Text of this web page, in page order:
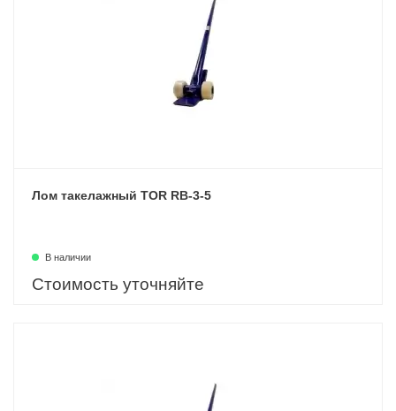
Лом такелажный TOR RB-3-5
В наличии
Стоимость уточняйте